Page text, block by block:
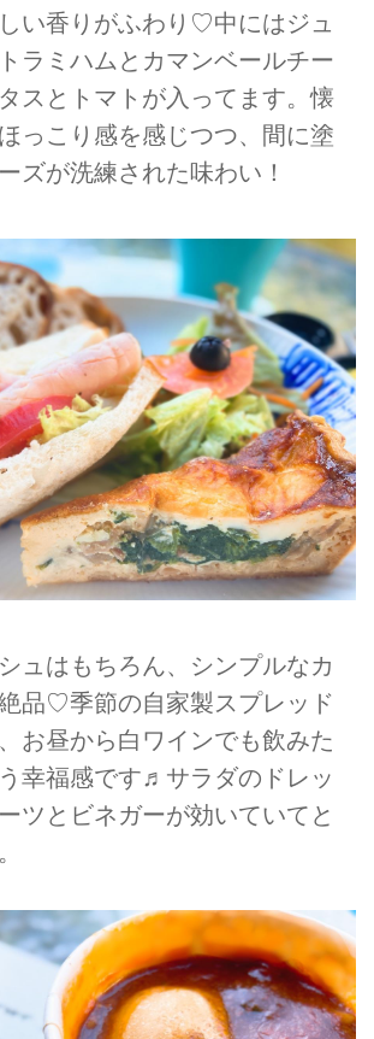
い香りがふわり♡中にはジュ
ラミハムとカマンベールチー
スとトマトが入ってます。懐
っこり感を感じつつ、間に塗
ズが洗練された味わい！
ュはもちろん、シンプルなカ
品♡季節の自家製スプレッド
お昼から白ワインでも飲みた
幸福感です♬サラダのドレッ
ツとビネガーが効いていてと